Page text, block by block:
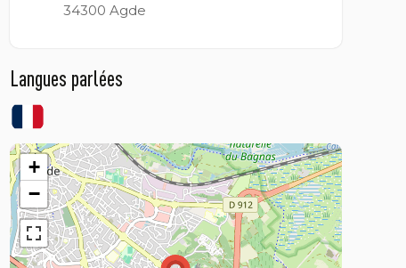
34300 Agde
Langues parlées
+
−